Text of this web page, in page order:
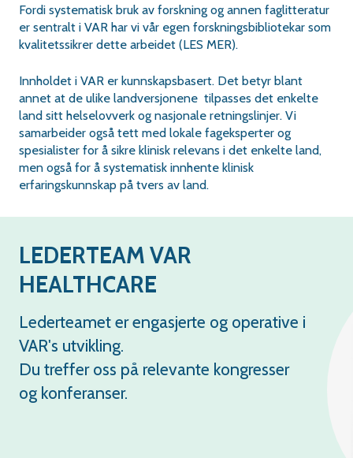
Fordi systematisk bruk av forskning og annen faglitteratur
er sentralt i VAR har vi vår egen forskningsbibliotekar som
kvalitetssikrer dette arbeidet (LES MER).
Innholdet i VAR er kunnskapsbasert. Det betyr blant
annet at de ulike landversjonene tilpasses det enkelte
land sitt helselovverk og nasjonale retningslinjer. Vi
samarbeider også tett med lokale fageksperter og
spesialister for å sikre klinisk relevans i det enkelte land,
men også for å systematisk innhente klinisk
erfaringskunnskap på tvers av land.
LEDERTEAM VAR
HEALTHCARE
Lederteamet er engasjerte og operative i
VAR's utvikling.
Du treffer oss på relevante kongresser
og konferanser.